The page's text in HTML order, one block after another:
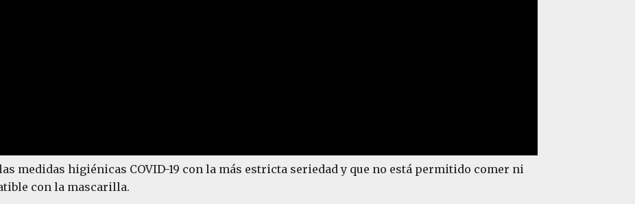
medidas higiénicas COVID-19 con la más estricta seriedad y que no está permitido comer ni
con la mascarilla.